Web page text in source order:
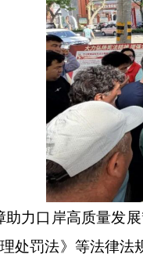
助力口岸高质量发
处罚法》等法律